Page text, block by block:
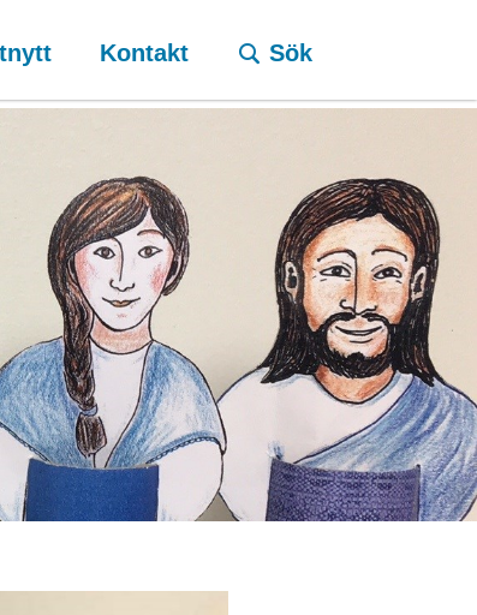
Kontakt Sök